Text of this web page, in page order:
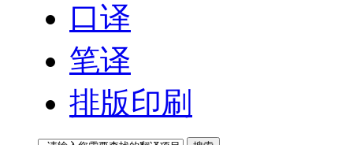
口译
笔译
排版印刷